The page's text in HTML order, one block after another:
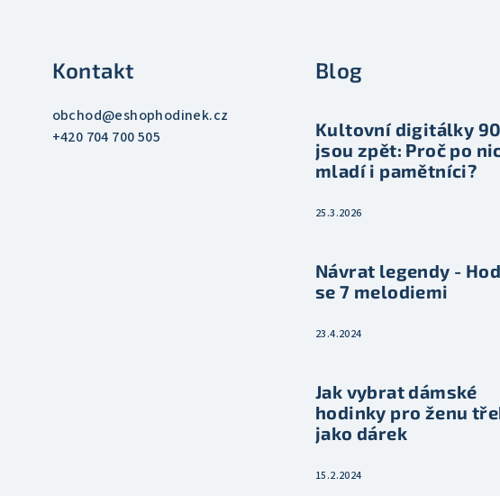
Kontakt
obchod@eshophodinek.cz
+420 704 700 505
Blog
Kultovní digitálky
jsou zpět: Proč po
mladí i pamětníci?
25.3.2026
Návrat legendy -
se 7 melodiemi
23.4.2024
Jak vybrat dámské
hodinky pro ženu
jako dárek
15.2.2024